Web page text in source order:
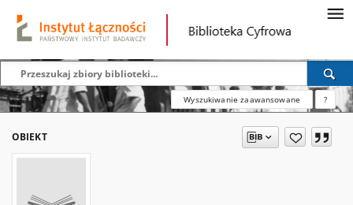
Wyszukiwanie zaawansowane ?
OBIEKT